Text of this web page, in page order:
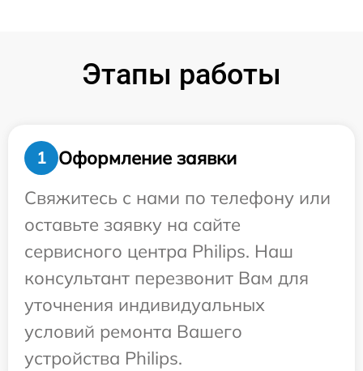
Этапы работы
1
Оформление заявки
Свяжитесь с нами по телефону или
оставьте заявку на сайте
сервисного центра Philips. Наш
консультант перезвонит Вам для
уточнения индивидуальных
условий ремонта Вашего
устройства Philips.